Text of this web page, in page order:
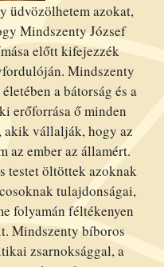
üdvözölhetem azokat,
Mindszenty József
előtt kifejezzék
Mindszenty
a bátorság és a
erőforrása ő minden
akik vállalják, hogy az
az ember az államért.
testet öltöttek azoknak
tulajdonságai,
folyamán féltékenyen
Mindszenty bíboros
zsarnoksággal, a